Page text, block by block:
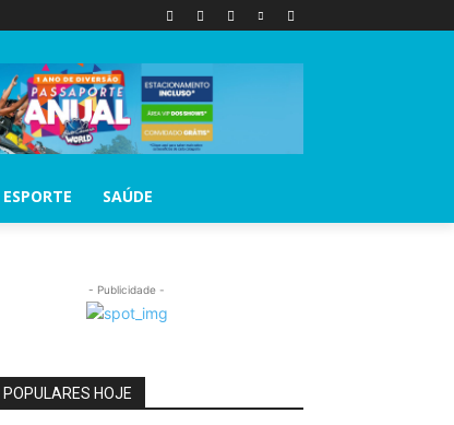
ESPORTE SAÚDE
- Publicidade -
POPULARES HOJE